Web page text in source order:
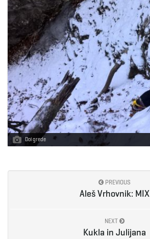
Dol grede
PREVIOUS
Aleš Vrhovnik: MIX
NEXT
Kukla in Julijana